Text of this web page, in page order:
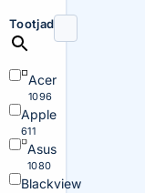
Tootjad
Acer
1096
Apple
611
Asus
1080
Blackview